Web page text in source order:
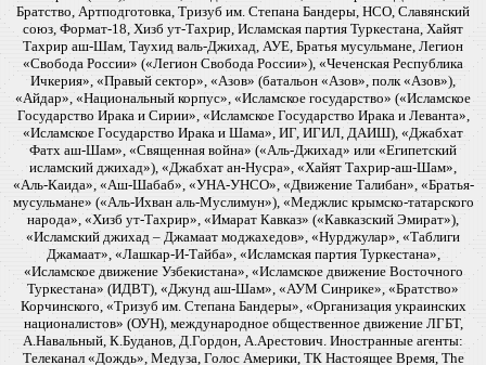
Братство, Артподготовка, Тризуб им. Степана Бандеры, НСО, Славянский
союз, Формат-18, Хизб ут-Тахрир, Исламская партия Туркестана, Хайят
Тахрир аш-Шам, Таухид валь-Джихад, АУЕ, Братья мусульмане, Легион
«Свобода России» («Легион Свобода России»), «Чеченская Республика
Ичкерия», «Правый сектор», «Азов» (батальон «Азов», полк «Азов»),
«Айдар», «Национальный корпус», «Исламское государство» («Исламское
Государство Ирака и Сирии», «Исламское Государство Ирака и Леванта»,
«Исламское Государство Ирака и Шама», ИГ, ИГИЛ, ДАИШ), «Джабхат
Фатх аш-Шам», «Священная война» («Аль-Джихад» или «Египетский
исламский джихад»), «Джабхат ан-Нусра», «Хайят Тахрир-аш-Шам»,
«Аль-Каида», «Аш-Шабаб», «УНА-УНСО», «Движение Талибан», «Братья-
мусульмане» («Аль-Ихван аль-Муслимун»), «Меджлис крымско-татарского
народа», «Хизб ут-Тахрир», «Имарат Кавказ» («Кавказский Эмират»),
«Исламский джихад – Джамаат моджахедов», «Нурджулар», «Таблиги
Джамаат», «Лашкар-И-Тайба», «Исламская партия Туркестана»,
«Исламское движение Узбекистана», «Исламское движение Восточного
Туркестана» (ИДВТ), «Джунд аш-Шам», «АУМ Синрике», «Братство»
Корчинского, «Тризуб им. Степана Бандеры», «Организация украинских
националистов» (ОУН), международное общественное движение ЛГБТ,
А.Навальный, К.Буданов, Д.Гордон, А.Арестович. Иностранные агенты:
Телеканал «Дождь», Медуза, Голос Америки, ТК Настоящее Время, The